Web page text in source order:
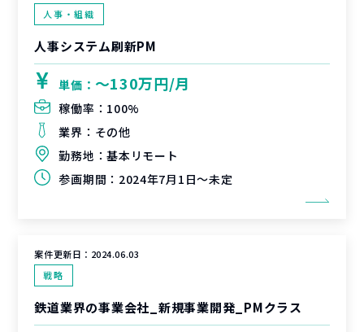
人事・組織
人事システム刷新PM
単価： 〜130万円/月
稼働率： 100%
業界： その他
勤務地：基本リモート
参画期間： 2024年7月1日～未定
案件更新日： 2024.06.03
戦略
鉄道業界の事業会社_新規事業開発_PMクラス